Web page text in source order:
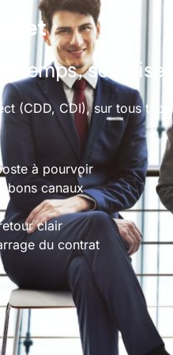
temps,
(CDD, CDI), sur tous
à pourvoir
bons canaux
clair
du contrat